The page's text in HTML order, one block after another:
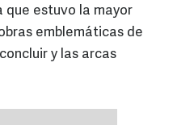
que estuvo la mayor
emblemáticas de
y las arcas